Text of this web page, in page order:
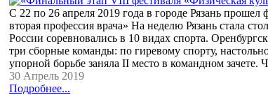
С 22 по 26 апреля 2019 года в городе Рязань
вторая профессия врача» На неделю Рязань стала
России соревновались в 10 видах спорта.
три сборные команды: по гиревому спорту,
упорной борьбе заняла II место в командном
30 Апрель 2019
Подробнее...